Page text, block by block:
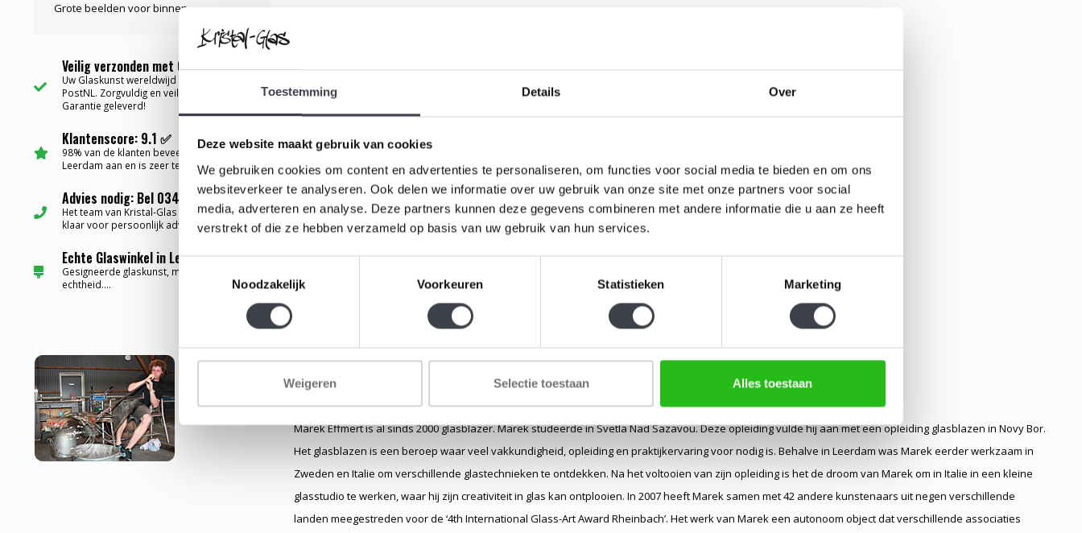
Toestemming Details Over
Deze website maakt gebruik van cookies
We gebruiken cookies om content en advertenties te personaliseren, om functies voor social media te bieden en om ons
websiteverkeer te analyseren. Ook delen we informatie over uw gebruik van onze site met onze partners voor social
media, adverteren en analyse. Deze partners kunnen deze gegevens combineren met andere informatie die u aan ze heeft
verstrekt of die ze hebben verzameld op basis van uw gebruik van hun services.
Toestemmingsselectie
Noodzakelijk
Voorkeuren Statistieken Marketing
Weigeren Selectie toestaan Alles toestaan
Grote beelden voor binnen
Veilig verzonden met Garantie ✅
Uw Glaskunst wereldwijd bezorgd via
PostNL. Zorgvuldig en veilig verpakt met
Garantie geleverd!
Klantenscore: 9.1 ✅
98% van de klanten beveelt Kristal-Glas
Leerdam aan en is zeer tevreden....
Advies nodig: Bel 0345-637599 ✅
Het team van Kristal-Glas staat altijd voor u
klaar voor persoonlijk advies...
Echte Glaswinkel in Leerdam ✅
Gesigneerde glaskunst, met certificaat van
echtheid....
Glasblazer Marek Effmert
Geboren: 6 juli 1985 Ceske Budejovice
Marek Effmert is al sinds 2000 glasblazer. Marek studeerde in Svetla Nad Sazavou. Deze opleiding vulde hij aan met een opleiding glasblazen in Novy Bor.
Het glasblazen is een beroep waar veel vakkundigheid, opleiding en praktijkervaring voor nodig is. Behalve in Leerdam was Marek eerder werkzaam in
Zweden en Italie om verschillende glastechnieken te ontdekken. Na het voltooien van zijn opleiding is het de droom van Marek om in Italie in een kleine
glasstudio te werken, waar hij zijn creativiteit in glas kan ontplooien. In 2007 heeft Marek samen met 42 andere kunstenaars uit negen verschillende
landen meegestreden voor de ‘4th International Glass-Art Award Rheinbach’. Het werk van Marek een autonoom object dat verschillende associaties